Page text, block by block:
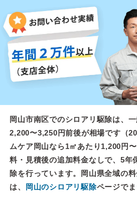
岡山市南区でのシロアリ駆除は、
2,200〜3,250円前後が相場です（
ムケア岡山なら1㎡あたり1,200円
料・見積後の追加料金なしで、5年
除を行っています。岡山県全域の
は、
岡山のシロアリ駆除ページでま